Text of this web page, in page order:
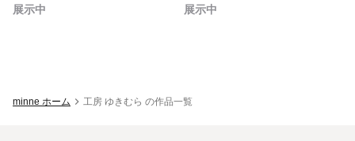
展示中
展示中
minne ホーム 工房 ゆきむら の作品一覧